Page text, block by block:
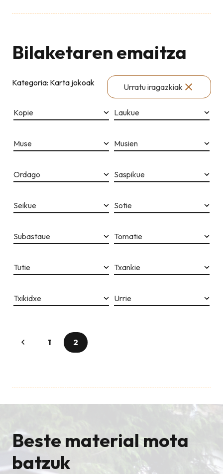
Bilaketaren emaitza
Kategoria: Karta jokoak Urratu iragazkiak
Kopie Laukue
Muse Musien
Ordago Saspikue
Seikue Sotie
Subastaue Tomatie
Tutie Txankie
Txikidxe Urrie
1 2
Beste material mota
batzuk